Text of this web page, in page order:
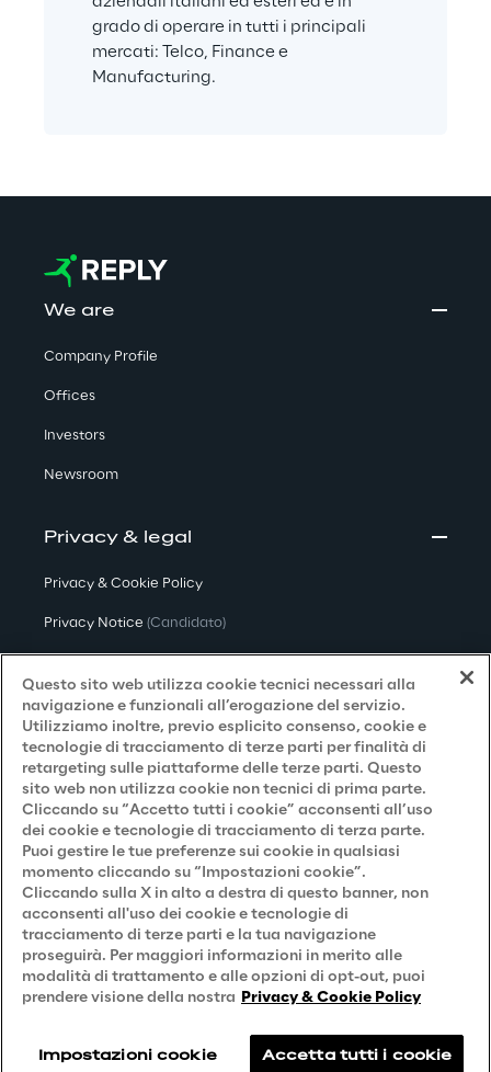
grado di operare in tutti i principali
mercati: Telco, Finance e
Manufacturing.
We are
Company Profile
Offices
Investors
Newsroom
Privacy & legal
Privacy & Cookie Policy
Privacy Notice (Candidato)
Privacy Notice(Fornitore)
Privacy Notice (Marketing)
Accessibilità
Careers
Contacts
Reply © 2026
Questo sito web utilizza cookie tecnici necessari alla
navigazione e funzionali all’erogazione del servizio.
Utilizziamo inoltre, previo esplicito consenso, cookie e
tecnologie di tracciamento di terze parti per finalità di
retargeting sulle piattaforme delle terze parti. Questo
sito web non utilizza cookie non tecnici di prima parte.
Cliccando su “Accetto tutti i cookie” acconsenti all’uso
dei cookie e tecnologie di tracciamento di terza parte.
Puoi gestire le tue preferenze sui cookie in qualsiasi
momento cliccando su “Impostazioni cookie”.
Cliccando sulla X in alto a destra di questo banner, non
acconsenti all'uso dei cookie e tecnologie di
tracciamento di terze parti e la tua navigazione
proseguirà. Per maggiori informazioni in merito alle
modalità di trattamento e alle opzioni di opt-out, puoi
prendere visione della nostra Privacy & Cookie Policy
Impostazioni cookie Accetta tutti i cookie